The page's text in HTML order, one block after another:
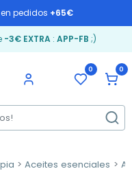
pedidos +65€
-3€ EXTRA: APP-FB ;)
0 0
Aceites esenciales